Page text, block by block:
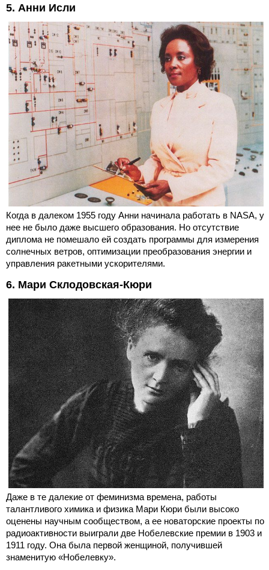
5. Анни Исли
Когда в далеком 1955 году Анни начинала работать в NASA, у
нее не было даже высшего образования. Но отсутствие
диплома не помешало ей создать программы для измерения
солнечных ветров, оптимизации преобразования энергии и
управления ракетными ускорителями.
6. Мари Склодовская-Кюри
Даже в те далекие от феминизма времена, работы
талантливого химика и физика Мари Кюри были высоко
оценены научным сообществом, а ее новаторские проекты по
радиоактивности выиграли две Нобелевские премии в 1903 и
1911 году. Она была первой женщиной, получившей
знаменитую «Нобелевку».